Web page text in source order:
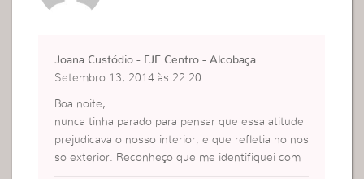
Joana Custódio - FJE Centro - Alcobaça
Setembro 13, 2014 às 22:20
Boa noite,
nunca tinha parado para pensar que essa atitude
prejudicava o nosso interior, e que refletia no nos
so exterior. Reconheço que me identifiquei com